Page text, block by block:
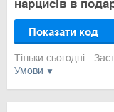
Умови
нарцисів в
Показати код
Тільки сьогодні